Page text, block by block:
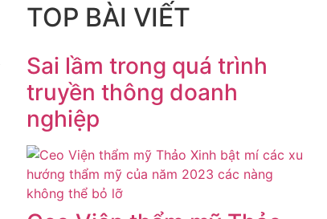
TOP BÀI VIẾT
Sai lầm trong quá trình
truyền thông doanh
nghiệp